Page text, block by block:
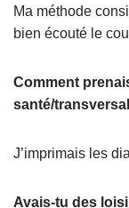
Ma méthode
bien écouté le
Comment
santé/
J’imprimais les
Avais-tu des